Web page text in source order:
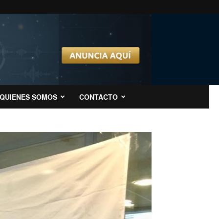
QUIENES SOMOS CONTACTO